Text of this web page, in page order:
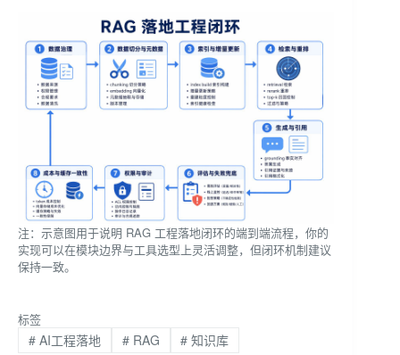
注：示意图用于说明 RAG 工程落地闭环的端到端流程，你的
实现可以在模块边界与工具选型上灵活调整，但闭环机制建议
保持一致。
标签
#AI工程落地 #RAG # 知识库